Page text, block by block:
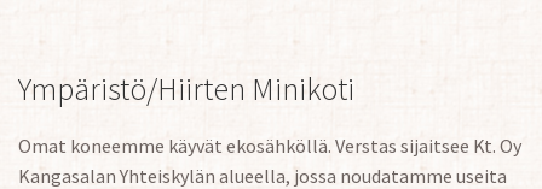
Ympäristö/Hiirten Minikoti
Omat koneemme käyvät ekosähköllä. Verstas sijaitsee Kt. Oy
Kangasalan Yhteiskylän alueella, jossa noudatamme useita